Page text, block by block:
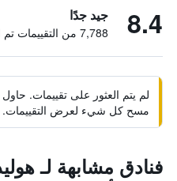
8.4 جيد جدًا
7,788 من التقييمات تم التحقق منها
لم يتم العثور على تقييمات.
مسح كل شيء لعرض التقييمات.
فنادق مشابهة لـ